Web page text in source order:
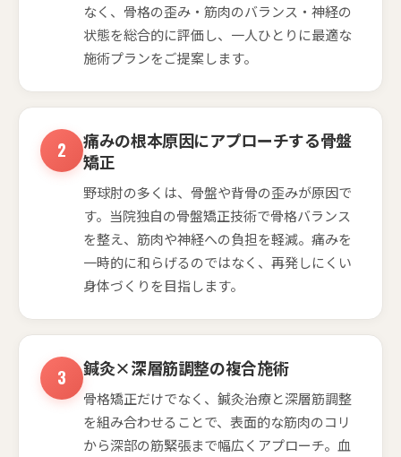
なく、骨格の歪み・筋肉のバランス・神経の
状態を総合的に評価し、一人ひとりに最適な
施術プランをご提案します。
痛みの根本原因にアプローチする骨盤
矯正
野球肘の多くは、骨盤や背骨の歪みが原因で
す。当院独自の骨盤矯正技術で骨格バランス
を整え、筋肉や神経への負担を軽減。痛みを
一時的に和らげるのではなく、再発しにくい
身体づくりを目指します。
鍼灸×深層筋調整の複合施術
骨格矯正だけでなく、鍼灸治療と深層筋調整
を組み合わせることで、表面的な筋肉のコリ
から深部の筋緊張まで幅広くアプローチ。血